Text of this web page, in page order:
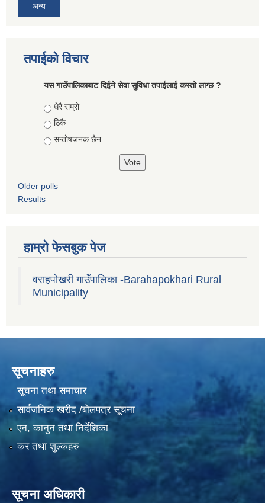
अन्य
तपाईको विचार
यस गाउँपालिकाबाट दिईने सेवा सुविधा तपाईलाई कस्तो लाग्छ ?
Choices
धेरै राम्रो
ठिकै
सन्तोषजनक छैन
Older polls
Results
हाम्रो फेसबुक पेज
वराहपोखरी गाउँपालिका -Barahapokhari Rural
Municipality
सूचनाहरु
सूचना तथा समाचार
सार्वजनिक खरीद /बोलपत्र सूचना
एन, कानुन तथा निर्देशिका
कर तथा शुल्कहरु
सूचना अधिकारी